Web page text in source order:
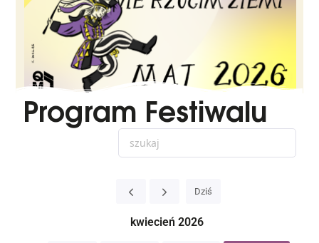
Program Festiwalu
Dziś
kwiecień 2026